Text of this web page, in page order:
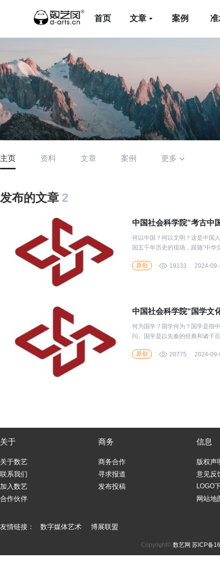
首页 文章 案例
主页 资料 文章 案例 更多
发布的文章 2
中国社会科学院“考古中
何以中国？何以文明？这是中国
国五千年历史的现场，跟随“中
原创
19133 2024-09-
何为国学？国学何为？国学是指
问。国学是以先秦的经典和诸子
原创
20775 2024-
关于
关于数艺
联系我们
加入数艺
合作伙伴
商务
商务合作
寻求报道
发布投稿
信息
版权声
意见反
LOGO
网站地
友情链接： 数字媒体艺术 博展联盟
Copyright© 数艺网 苏ICP备